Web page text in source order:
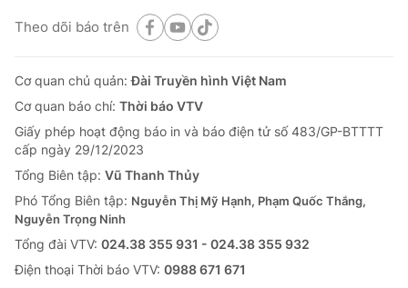
Theo dõi báo trên
Cơ quan chủ quản:Đài Truyền hình Việt Nam
Cơ quan báo chí: Thời báo VTV
Giấy phép hoạt động báo in và báo điện tử số 483/GP-BTTTT
cấp ngày 29/12/2023
Tổng Biên tập: Vũ Thanh Thủy
Phó Tổng Biên tập: Nguyễn Thị Mỹ Hạnh, Phạm Quốc Thắng,
Nguyễn Trọng Ninh
Tổng đài VTV: 024.38 355 931 - 024.38 355 932
Ðiện thoại Thời báo VTV: 0988 671 671